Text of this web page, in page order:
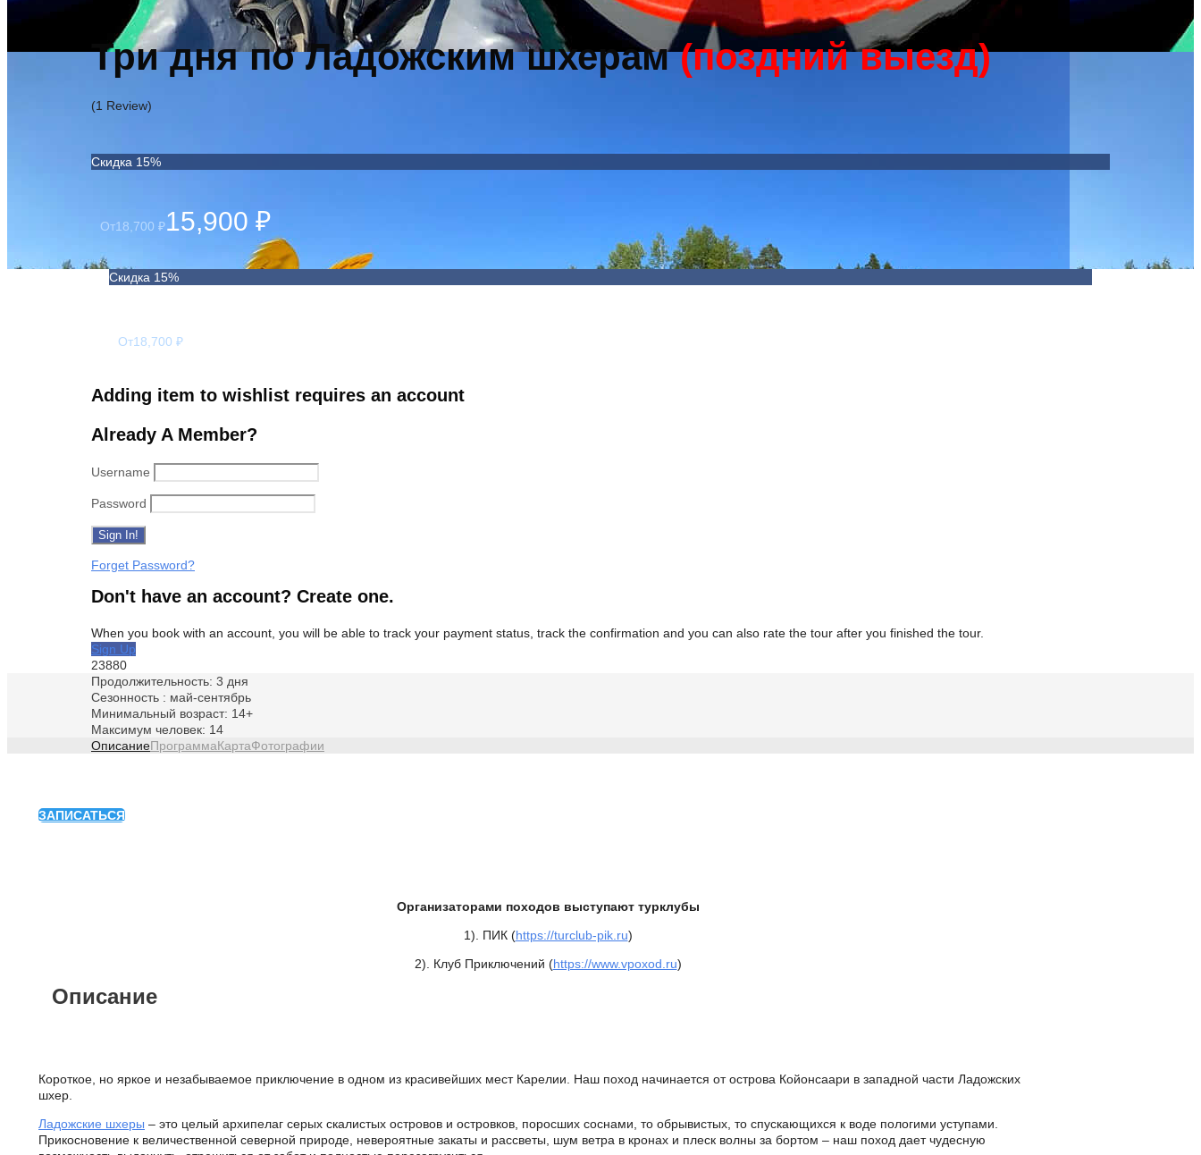
Три дня по Ладожским шхерам(поздний выезд)
(1 Review)
Скидка 15%
От18,700 ₽15,900 ₽
Скидка 15%
От18,700 ₽
Adding item to wishlist requires an account
Already A Member?
Username
Password
Forget Password?
Don't have an account? Create one.
When you book with an account, you will be able to track your payment status, track the confirmation and you can also rate the tour after you finished the tour.
Sign Up
23880
Продолжительность: 3 дня
Сезонность : май-сентябрь
Минимальный возраст: 14+
Максимум человек: 14
ОписаниеПрограммаКартаФотографии
ЗАПИСАТЬСЯ
Организаторами походов выступают турклубы
1). ПИК (https://turclub-pik.ru)
2). Клуб Приключений (https://www.vpoxod.ru)
Описание
Короткое, но яркое и незабываемое приключение в одном из красивейших мест Карелии. Наш поход начинается от острова Койонсаари в западной части Ладожских
шхер.
Ладожские шхеры – это целый архипелаг серых скалистых островов и островков, поросших соснами, то обрывистых, то спускающихся к воде пологими уступами.
Прикосновение к величественной северной природе, невероятные закаты и рассветы, шум ветра в кронах и плеск волны за бортом – наш поход дает чудесную